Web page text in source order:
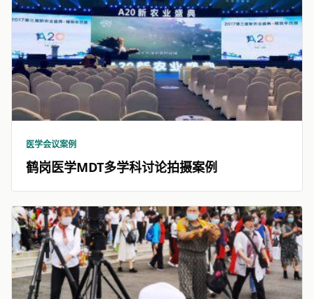
医学会议案例
鹤岗医学MDT多学科讨论拍摄案例